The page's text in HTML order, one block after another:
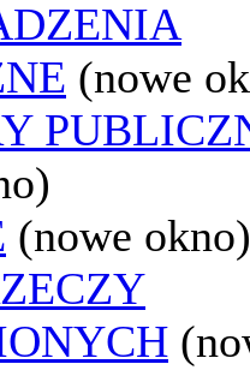
(nowe
(nowe okno)